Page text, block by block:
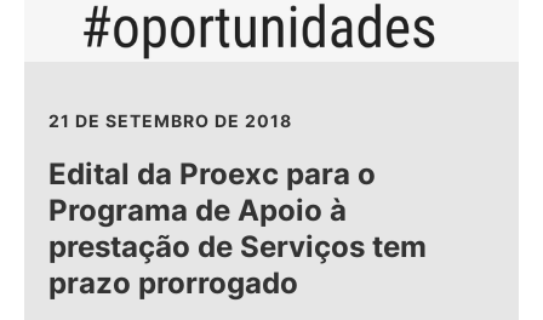
21 DE SETEMBRO DE 2018
Edital da Proexc para o
Programa de Apoio à
prestação de Serviços tem
prazo prorrogado